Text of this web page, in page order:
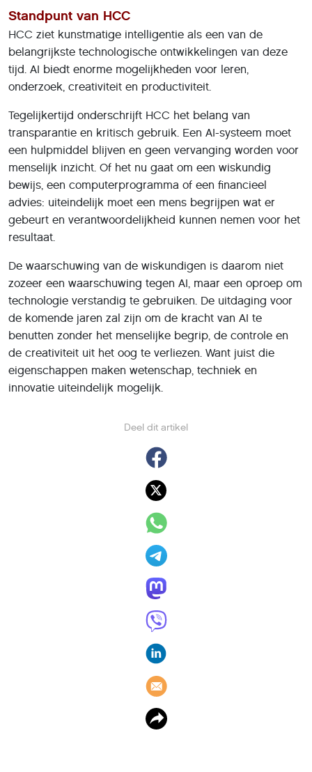
Deel dit artikel
Standpunt van HCC
HCC ziet kunstmatige intelligentie als een van de
belangrijkste technologische ontwikkelingen van deze
tijd. AI biedt enorme mogelijkheden voor leren,
onderzoek, creativiteit en productiviteit.
Tegelijkertijd onderschrijft HCC het belang van
transparantie en kritisch gebruik. Een AI-systeem moet
een hulpmiddel blijven en geen vervanging worden voor
menselijk inzicht. Of het nu gaat om een wiskundig
bewijs, een computerprogramma of een financieel
advies: uiteindelijk moet een mens begrijpen wat er
gebeurt en verantwoordelijkheid kunnen nemen voor het
resultaat.
De waarschuwing van de wiskundigen is daarom niet
zozeer een waarschuwing tegen AI, maar een oproep om
technologie verstandig te gebruiken. De uitdaging voor
de komende jaren zal zijn om de kracht van AI te
benutten zonder het menselijke begrip, de controle en
de creativiteit uit het oog te verliezen. Want juist die
eigenschappen maken wetenschap, techniek en
innovatie uiteindelijk mogelijk.